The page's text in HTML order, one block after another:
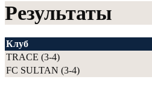
Результаты
Клуб
TRACE (3-4)
FC SULTAN (3-4)